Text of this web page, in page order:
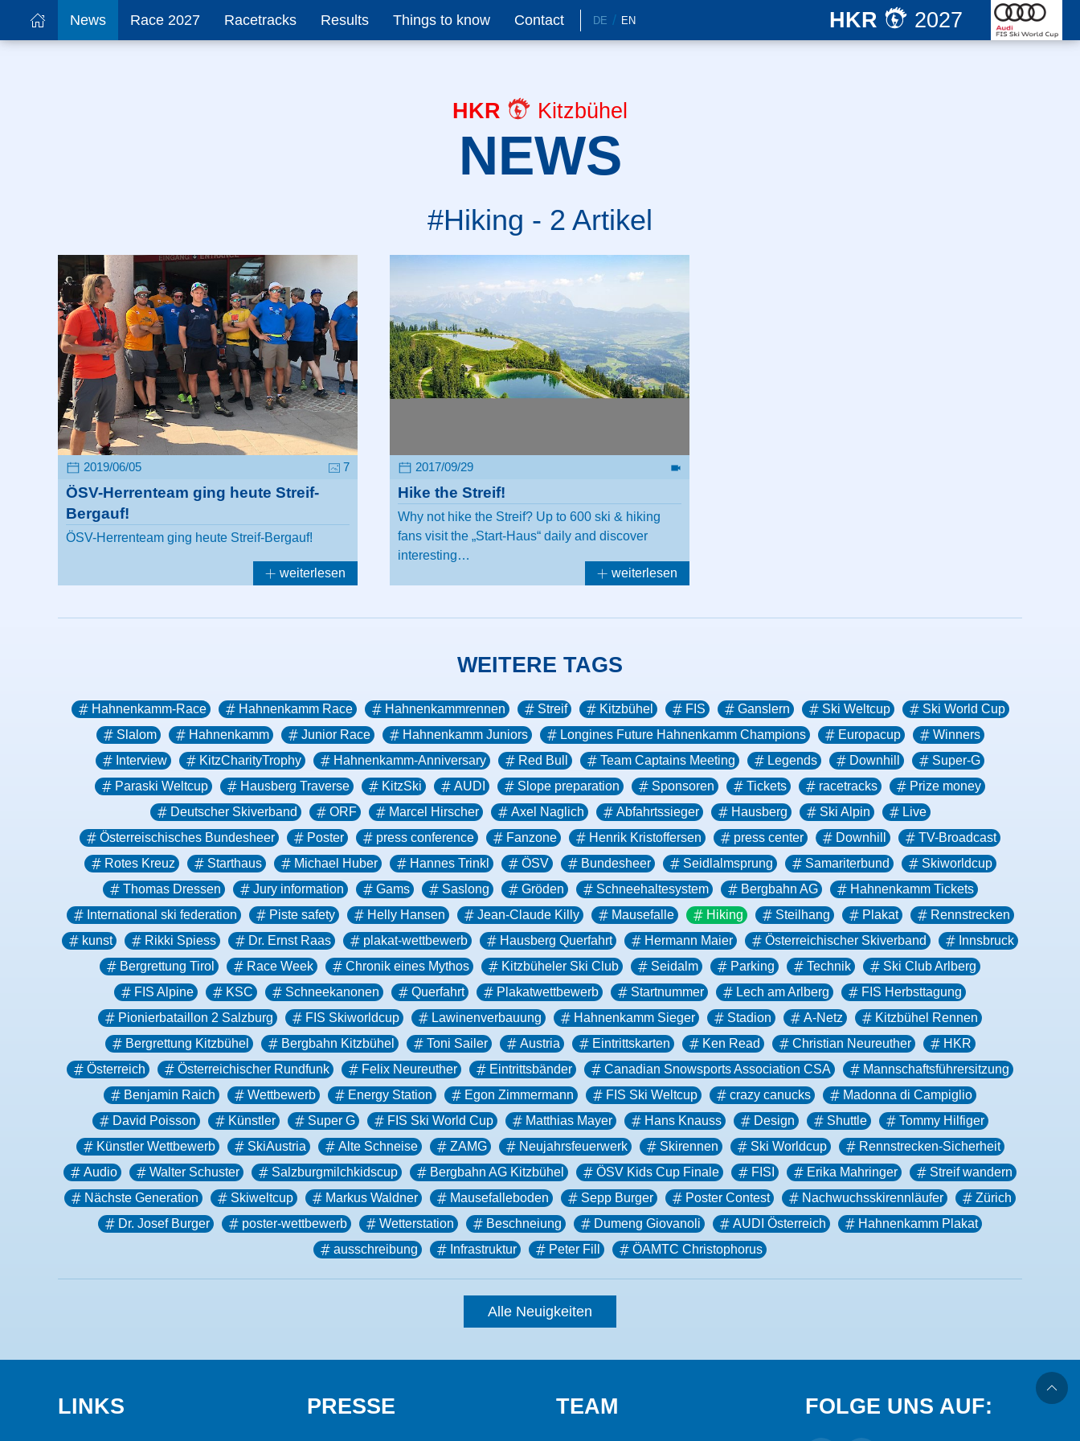
News Race 2027 Racetracks Results Things to know Contact DE EN HKR 2027
HKR Kitzbühel
NEWS
#Hiking - 2 Artikel
2019/06/05 7
ÖSV-Herrenteam ging heute Streif-
Bergauf!
ÖSV-Herrenteam ging heute Streif-Bergauf!
weiterlesen
2017/09/29
Hike the Streif!
Why not hike the Streif? Up to 600 ski & hiking
fans visit the „Start-Haus“ daily and discover
interesting…
weiterlesen
WEITERE TAGS
Hahnenkamm-Race Hahnenkamm Race Hahnenkammrennen Streif Kitzbühel FIS Ganslern Ski Weltcup
Ski World Cup
Slalom
Hahnenkamm Junior Race Hahnenkamm Juniors Longines Future Hahnenkamm Champions Europacup
Winners
Interview
KitzCharityTrophy Hahnenkamm-Anniversary Red Bull Team Captains Meeting Legends Downhill
Super-G
Paraski Weltcup
Hausberg Traverse KitzSki AUDI Slope preparation Sponsoren Tickets racetracks
Prize money
Deutscher Skiverband
ORF Marcel Hirscher Axel Naglich Abfahrtssieger Hausberg Ski Alpin
Live
Österreischisches Bundesheer
Poster press conference Fanzone Henrik Kristoffersen press center Downhill
TV-Broadcast
Rotes Kreuz
Starthaus Michael Huber Hannes Trinkl ÖSV Bundesheer Seidlalmsprung Samariterbund
Skiworldcup
Thomas Dressen
Jury information Gams Saslong Gröden Schneehaltesystem Bergbahn AG
Hahnenkamm Tickets
International ski federation
Piste safety Helly Hansen Jean-Claude Killy Mausefalle Hiking Steilhang Plakat
Rennstrecken
kunst
Rikki Spiess Dr. Ernst Raas plakat-wettbewerb Hausberg Querfahrt Hermann Maier Österreichischer Skiverband
Innsbruck
Bergrettung Tirol
Race Week Chronik eines Mythos Kitzbüheler Ski Club Seidalm Parking Technik
Ski Club Arlberg
FIS Alpine
KSC Schneekanonen Querfahrt Plakatwettbewerb Startnummer Lech am Arlberg
FIS Herbsttagung
Pionierbataillon 2 Salzburg
FIS Skiworldcup Lawinenverbauung Hahnenkamm Sieger Stadion A-Netz
Kitzbühel Rennen
Bergrettung Kitzbühel
Bergbahn Kitzbühel Toni Sailer Austria Eintrittskarten Ken Read Christian Neureuther
HKR
Österreich
Österreichischer Rundfunk Felix Neureuther Eintrittsbänder Canadian Snowsports Association CSA
Mannschaftsführersitzung
Benjamin Raich
Wettbewerb Energy Station Egon Zimmermann FIS Ski Weltcup crazy canucks
Madonna di Campiglio
David Poisson
Künstler Super G FIS Ski World Cup Matthias Mayer Hans Knauss Design Shuttle
Tommy Hilfiger
Künstler Wettbewerb
SkiAustria Alte Schneise ZAMG Neujahrsfeuerwerk Skirennen Ski Worldcup
Rennstrecken-Sicherheit
Audio
Walter Schuster Salzburgmilchkidscup Bergbahn AG Kitzbühel ÖSV Kids Cup Finale FISI Erika Mahringer
Streif wandern
Nächste Generation
Skiweltcup Markus Waldner Mausefalleboden Sepp Burger Poster Contest Nachwuchsskirennläufer
Zürich
Dr. Josef Burger
poster-wettbewerb Wetterstation Beschneiung Dumeng Giovanoli AUDI Österreich
Hahnenkamm Plakat
ausschreibung
Infrastruktur Peter Fill ÖAMTC Christophorus
Alle Neuigkeiten
LINKS PRESSE TEAM FOLGE UNS AUF: